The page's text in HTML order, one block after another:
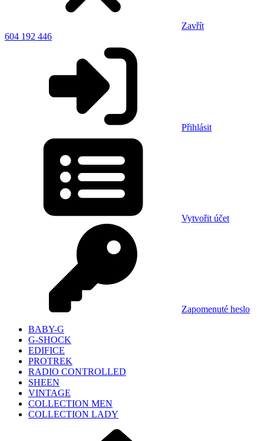
Zavřít
604 192 446
Přihlásit
Vytvořit účet
Zapomenuté heslo
BABY-G
G-SHOCK
EDIFICE
PROTREK
RADIO CONTROLLED
SHEEN
VINTAGE
COLLECTION MEN
COLLECTION LADY